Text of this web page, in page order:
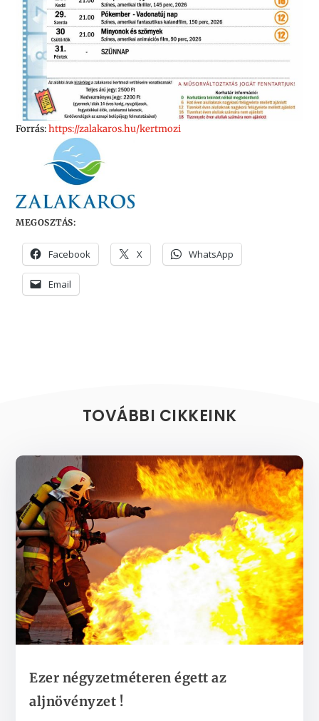
Forrás:https://zalakaros.hu/kertmozi
MEGOSZTÁS:
Facebook X WhatsApp
Email
TOVÁBBI CIKKEINK
Ezer négyzetméteren égett az
aljnövényzet !